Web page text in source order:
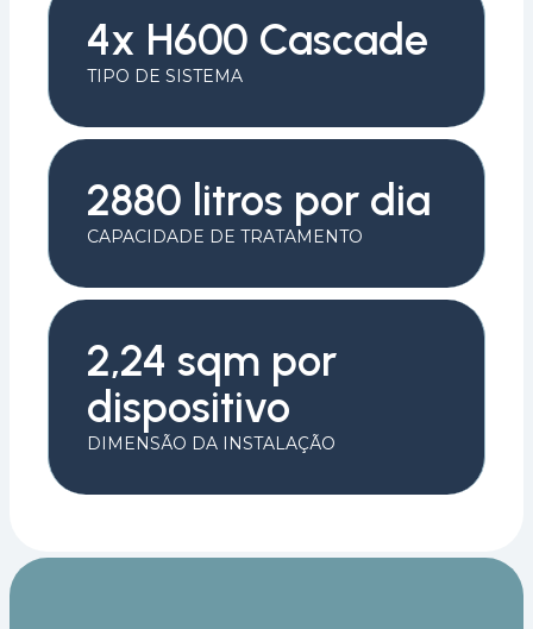
4x H600 Cascade
TIPO DE SISTEMA
2880 litros por dia
CAPACIDADE DE TRATAMENTO
2,24 sqm por
dispositivo
DIMENSÃO DA INSTALAÇÃO